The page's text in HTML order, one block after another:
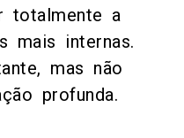
totalmente a
mais internas.
mas não
profunda.